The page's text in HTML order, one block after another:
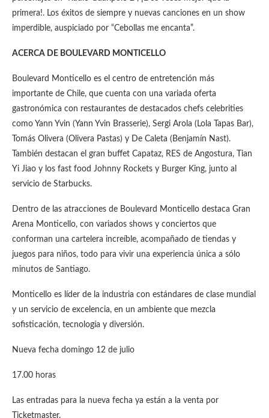
primera!. Los éxitos de siempre y nuevas canciones en un show
imperdible, auspiciado por “Cebollas me encanta”.
ACERCA DE BOULEVARD MONTICELLO
Boulevard Monticello es el centro de entretención más
importante de Chile, que cuenta con una variada oferta
gastronómica con restaurantes de destacados chefs celebrities
como Yann Yvin (Yann Yvin Brasserie), Sergi Arola (Lola Tapas Bar),
Tomás Olivera (Olivera Pastas) y De Caleta (Benjamín Nast).
También destacan el gran buffet Capataz, RES de Angostura, Tian
Yi Jiao y los fast food Johnny Rockets y Burger King, junto al
servicio de Starbucks.
Dentro de las atracciones de Boulevard Monticello destaca Gran
Arena Monticello, con variados shows y conciertos que
conforman una cartelera increíble, acompañado de tiendas y
juegos para niños, todo para vivir una experiencia única a sólo
minutos de Santiago.
Monticello es líder de la industria con estándares de clase mundial
y un servicio de excelencia, en un ambiente que mezcla
sofisticación, tecnología y diversión.
Nueva fecha domingo 12 de julio
17.00 horas
Las entradas para la nueva fecha ya están a la venta por
Ticketmaster.